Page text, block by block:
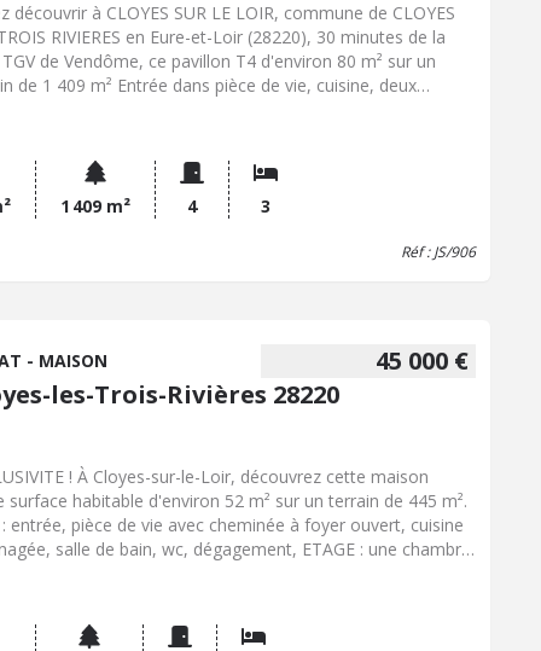
découvrir à CLOYES SUR LE LOIR, commune de CLOYES
RIVIERES en Eure-et-Loir (28220), 30 minutes de la
de Vendôme, ce pavillon T4 d'environ 80 m² sur un
de 1 409 m² Entrée dans pièce de vie, cuisine, deux
présence gaines électriques et tuyau d'évacuation. Sous-sol
Jardin arboré. Double vitrage.. Assainissement collectif
Chauffe-eau thermodynamique neuf ! LUMINEUSE !
1 409 m² 4 3
Réf : JS/906
45 000 €
- MAISON
les-Trois-Rivières 28220
! À Cloyes-sur-le-Loir, découvrez cette maison
surface habitable d'environ 52 m² sur un terrain de 445 m².
: entrée, pièce de vie avec cheminée à foyer ouvert, cuisine
salle de bain, wc, dégagement, ETAGE : une chambre
électrique. Un cadre idéal pour profiter d'un
paisible.